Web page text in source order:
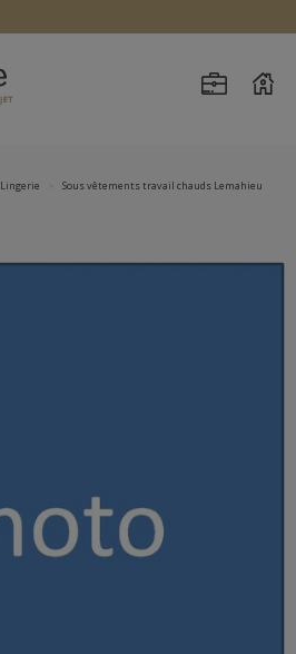
Lingerie
Sous vêtements travail chauds Lemahieu